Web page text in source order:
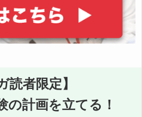
読者限定】
の計画を立てる！